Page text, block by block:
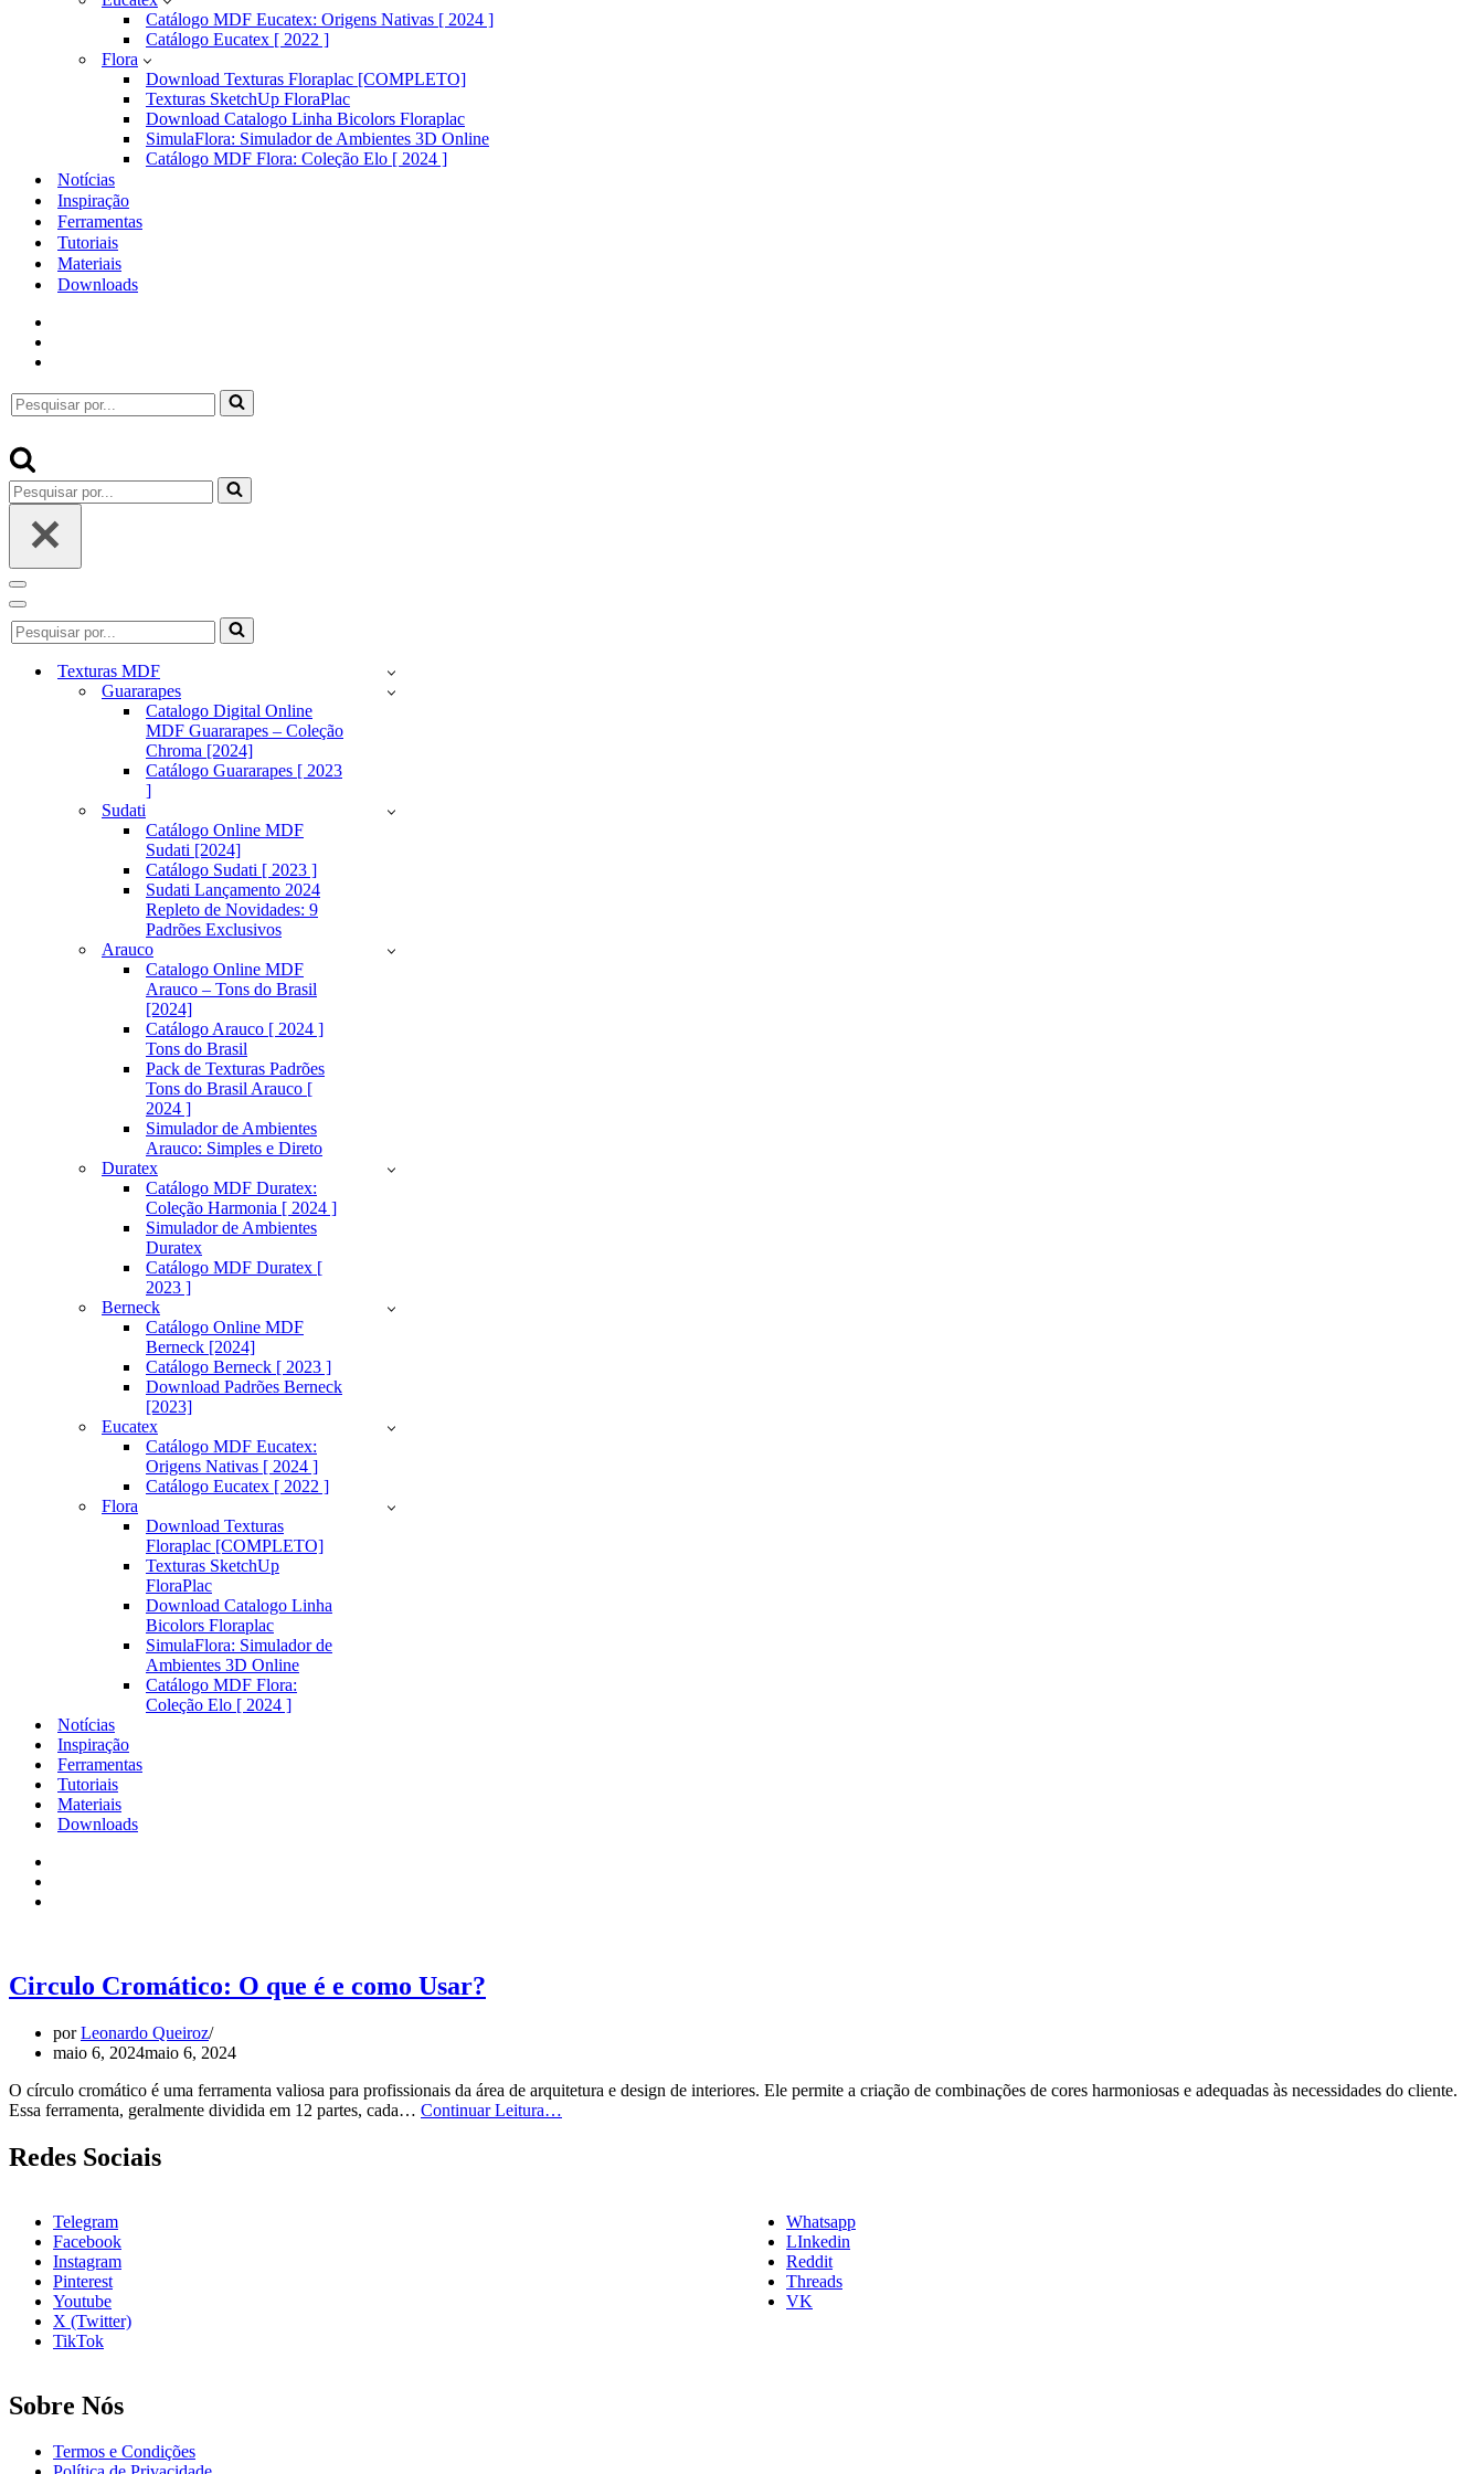
Catálogo MDF Eucatex: Origens Nativas [ 2024 ]
Catálogo Eucatex [ 2022 ]
Flora
Download Texturas Floraplac [COMPLETO]
Texturas SketchUp FloraPlac
Download Catalogo Linha Bicolors Floraplac
SimulaFlora: Simulador de Ambientes 3D Online
Catálogo MDF Flora: Coleção Elo [ 2024 ]
Notícias
Inspiração
Ferramentas
Tutoriais
Materiais
Downloads
Pesquisar
por...
Pesquisar
por...
Menu
de
navegação
Menu
de
navegação
Pesquisar
por...
Texturas MDF
Guararapes
Catalogo Digital Online
MDF Guararapes – Coleção
Chroma [2024]
Catálogo Guararapes [ 2023
]
Sudati
Catálogo Online MDF
Sudati [2024]
Catálogo Sudati [ 2023 ]
Sudati Lançamento 2024
Repleto de Novidades: 9
Padrões Exclusivos
Arauco
Catalogo Online MDF
Arauco – Tons do Brasil
[2024]
Catálogo Arauco [ 2024 ]
Tons do Brasil
Pack de Texturas Padrões
Tons do Brasil Arauco [
2024 ]
Simulador de Ambientes
Arauco: Simples e Direto
Duratex
Catálogo MDF Duratex:
Coleção Harmonia [ 2024 ]
Simulador de Ambientes
Duratex
Catálogo MDF Duratex [
2023 ]
Berneck
Catálogo Online MDF
Berneck [2024]
Catálogo Berneck [ 2023 ]
Download Padrões Berneck
[2023]
Eucatex
Catálogo MDF Eucatex:
Origens Nativas [ 2024 ]
Catálogo Eucatex [ 2022 ]
Flora
Download Texturas
Floraplac [COMPLETO]
Texturas SketchUp
FloraPlac
Download Catalogo Linha
Bicolors Floraplac
SimulaFlora: Simulador de
Ambientes 3D Online
Catálogo MDF Flora:
Coleção Elo [ 2024 ]
Notícias
Inspiração
Ferramentas
Tutoriais
Materiais
Downloads
Circulo Cromático: O que é e como Usar?
porLeonardo Queiroz
maio 6, 2024maio 6, 2024
O círculo cromático é uma ferramenta valiosa para profissionais da área de arquitetura e design de interiores. Ele permite a criação de combinações de cores harmoniosas e adequadas às necessidades do cliente.
Essa ferramenta, geralmente dividida em 12 partes, cada… Continuar Leitura…
Redes Sociais
Telegram
Facebook
Instagram
Pinterest
Youtube
X (Twitter)
TikTok
Whatsapp
LInkedin
Reddit
Threads
VK
Sobre Nós
Termos e Condições